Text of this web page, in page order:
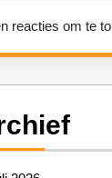
reacties om te